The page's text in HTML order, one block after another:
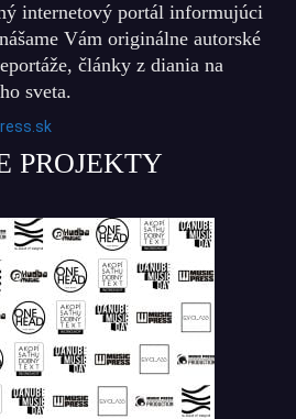
internetový portál informujúci
Vám originálne autorské
články z diania na
sveta.
PROJEKTY